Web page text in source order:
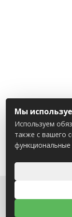
О НАС
Мы
Используем
также с вашего
функциональные